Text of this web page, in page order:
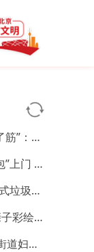
少堵几分
门前一米”
了新体验
题活动
体验活动